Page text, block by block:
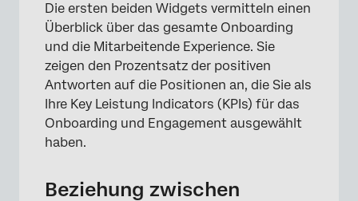
Die ersten beiden Widgets vermitteln einen
Überblick über das gesamte Onboarding
und die Mitarbeitende Experience. Sie
zeigen den Prozentsatz der positiven
Antworten auf die Positionen an, die Sie als
Ihre Key Leistung Indicators (KPIs) für das
Onboarding und Engagement ausgewählt
haben.
Beziehung zwischen